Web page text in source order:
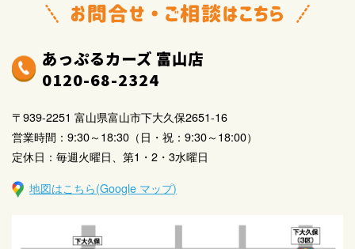
あっぷるカーズ 富山店
0120-68-2324
〒939-2251 富山県富山市下大久保2651-16
営業時間：9:30～18:30（日・祝：9:30～18:00）
定休日：毎週火曜日、第1・2・3水曜日
地図はこちら(Google マップ)